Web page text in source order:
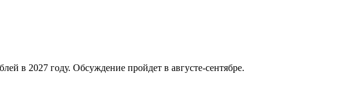
в 2027 году. Обсуждение пройдет в августе-сентябре.